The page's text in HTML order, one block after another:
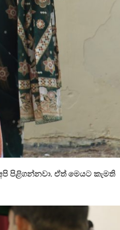
පිළිගන්නවා. ඒත් මෙයට කැමති